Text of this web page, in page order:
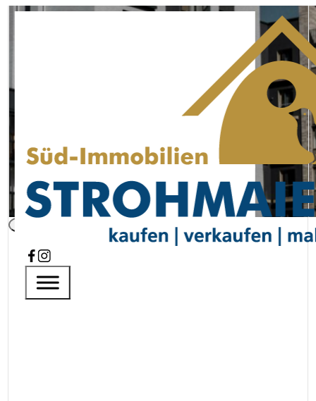
220 m² Wohnfläche |
und Altbauliebhaber
Startseite Immobilien Aktuelle Immobilie